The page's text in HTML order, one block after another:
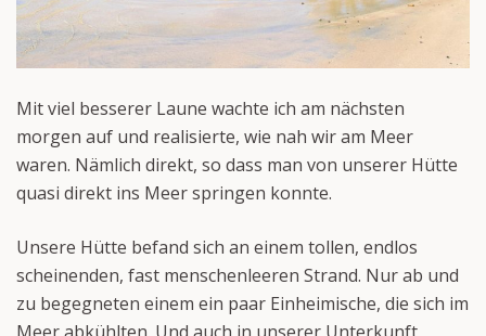
Mit viel besserer Laune wachte ich am nächsten
morgen auf und realisierte, wie nah wir am Meer
waren. Nämlich direkt, so dass man von unserer Hütte
quasi direkt ins Meer springen konnte.
Unsere Hütte befand sich an einem tollen, endlos
scheinenden, fast menschenleeren Strand. Nur ab und
zu begegneten einem ein paar Einheimische, die sich im